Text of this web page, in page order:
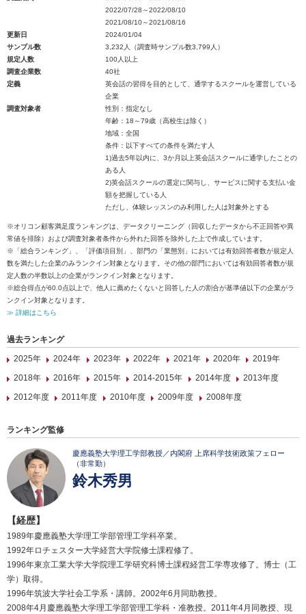
2022/07/28～2022/08/10
2021/08/10～2021/08/16
更新日
2024/01/04
サンプル数
3,232人（調査時サンプル数3,799人）
規定人数
100人以上
調査企業数
40社
定義
英会話の習得を目的として、通学するスクールを運営している
企業
調査対象者
性別：指定なし
年齢：18～79歳（高校生は除く）
地域：全国
条件：以下すべての条件を満たす人
1)過去5年以内に、3か月以上英会話スクールに通学したことの
ある人
2)英会話スクールの選定に関与し、サービスに関する支払い金
額を把握している人
ただし、体験レッスンのみ利用した人は対象外とする
※オリコン顧客満足度ランキングは、データクリーニング（回収したデータから不正回答や異
常値を排除）および調査対象者条件から外れた回答を除外した上で作成しています。
※「総合ランキング」、「評価項目別」、部門の「業態別」においては有効回答者数が規定人
数を満たした企業のみランクイン対象となります。その他の部門においては有効回答者数が規
定人数の半数以上の企業がランクイン対象となります。
※総合得点が60.0点以上で、他人に薦めたくないと回答した人の割合が基準値以下の企業がラ
ンクイン対象となります。
≫ 詳細はこちら
過去ランキング
2025年
2024年 2023年 2022年 2021年 2020年
2019年
2018年
2016年 2015年 2014-2015年 2014年度
2013年度
2012年度
2011年度 2010年度 2009年度 2008年度
ランキング監修
慶應義塾大学理工学部教授／内閣府 上席科学技術政策フェロー
（非常勤）
鈴木秀男
【経歴】
1989年慶應義塾大学理工学部管理工学科卒業。
1992年ロチェスター大学経営大学院修士課程修了。
1996年東京工業大学大学院理工学研究科博士課程経営工学専攻修了。博士（工
学）取得。
1996年筑波大学社会工学系・講師。2002年6月同助教授。
2008年4月慶應義塾大学理工学部管理工学科・准教授。2011年4月同教授、現